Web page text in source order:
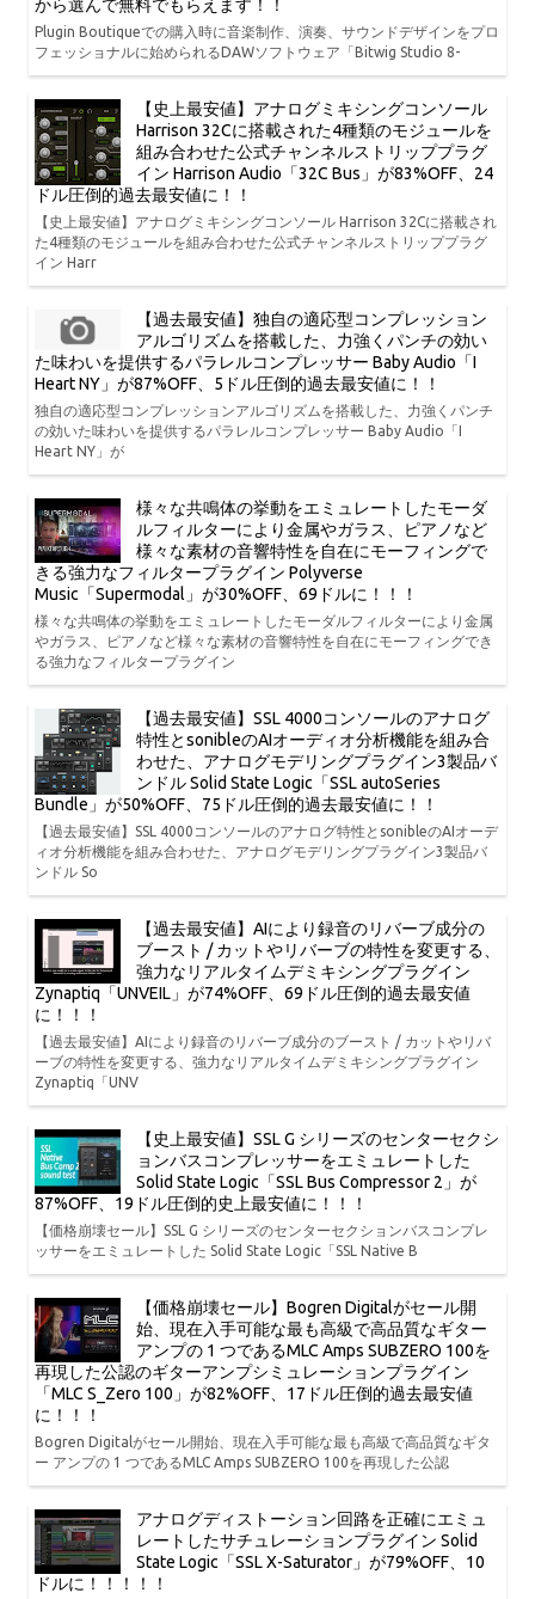
から選んで無料でもらえます！！
Plugin Boutiqueでの購入時に音楽制作、演奏、サウンドデザインをプロ
フェッショナルに始められるDAWソフトウェア「Bitwig Studio 8-
【史上最安値】アナログミキシングコンソール
Harrison 32Cに搭載された4種類のモジュールを
組み合わせた公式チャンネルストリッププラグ
イン Harrison Audio「32C Bus」が83%OFF、24
ドル圧倒的過去最安値に！！
【史上最安値】アナログミキシングコンソール Harrison 32Cに搭載され
た4種類のモジュールを組み合わせた公式チャンネルストリッププラグ
イン Harr
【過去最安値】独自の適応型コンプレッション
アルゴリズムを搭載した、力強くパンチの効い
た味わいを提供するパラレルコンプレッサー Baby Audio「I
Heart NY」が87%OFF、5ドル圧倒的過去最安値に！！
独自の適応型コンプレッションアルゴリズムを搭載した、力強くパンチ
の効いた味わいを提供するパラレルコンプレッサー Baby Audio「I
Heart NY」が
様々な共鳴体の挙動をエミュレートしたモーダ
ルフィルターにより金属やガラス、ピアノなど
様々な素材の音響特性を自在にモーフィングで
きる強力なフィルタープラグイン Polyverse
Music「Supermodal」が30%OFF、69ドルに！！！
様々な共鳴体の挙動をエミュレートしたモーダルフィルターにより金属
やガラス、ピアノなど様々な素材の音響特性を自在にモーフィングでき
る強力なフィルタープラグイン
【過去最安値】SSL 4000コンソールのアナログ
特性とsonibleのAIオーディオ分析機能を組み合
わせた、アナログモデリングプラグイン3製品バ
ンドル Solid State Logic「SSL autoSeries
Bundle」が50%OFF、75ドル圧倒的過去最安値に！！
【過去最安値】SSL 4000コンソールのアナログ特性とsonibleのAIオーデ
ィオ分析機能を組み合わせた、アナログモデリングプラグイン3製品バ
ンドル So
【過去最安値】AIにより録音のリバーブ成分の
ブースト / カットやリバーブの特性を変更する、
強力なリアルタイムデミキシングプラグイン
Zynaptiq「UNVEIL」が74%OFF、69ドル圧倒的過去最安値
に！！！
【過去最安値】AIにより録音のリバーブ成分のブースト / カットやリバ
ーブの特性を変更する、強力なリアルタイムデミキシングプラグイン
Zynaptiq「UNV
【史上最安値】SSL G シリーズのセンターセクシ
ョンバスコンプレッサーをエミュレートした
Solid State Logic「SSL Bus Compressor 2」が
87%OFF、19ドル圧倒的史上最安値に！！！
【価格崩壊セール】SSL G シリーズのセンターセクションバスコンプレ
ッサーをエミュレートした Solid State Logic「SSL Native B
【価格崩壊セール】Bogren Digitalがセール開
始、現在入手可能な最も高級で高品質なギター
アンプの 1 つであるMLC Amps SUBZERO 100を
再現した公認のギターアンプシミュレーションプラグイン
「MLC S_Zero 100」が82%OFF、17ドル圧倒的過去最安値
に！！！
Bogren Digitalがセール開始、現在入手可能な最も高級で高品質なギタ
ー アンプの 1 つであるMLC Amps SUBZERO 100を再現した公認
アナログディストーション回路を正確にエミュ
レートしたサチュレーションプラグイン Solid
State Logic「SSL X-Saturator」が79%OFF、10
ドルに！！！！！